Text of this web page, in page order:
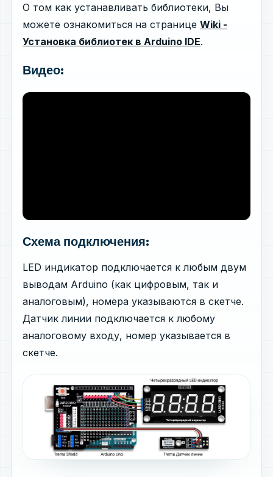
О том как устанавливать библиотеки, Вы
можете ознакомиться на странице Wiki -
Установка библиотек в Arduino IDE.
Видео:
Схема подключения:
LED индикатор подключается к любым двум
выводам Arduino (как цифровым, так и
аналоговым), номера указываются в скетче.
Датчик линии подключается к любому
аналоговому входу, номер указывается в
скетче.